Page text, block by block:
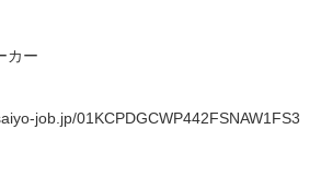
カー
job.jp/01KCPDGCWP442FSNAW1FS3